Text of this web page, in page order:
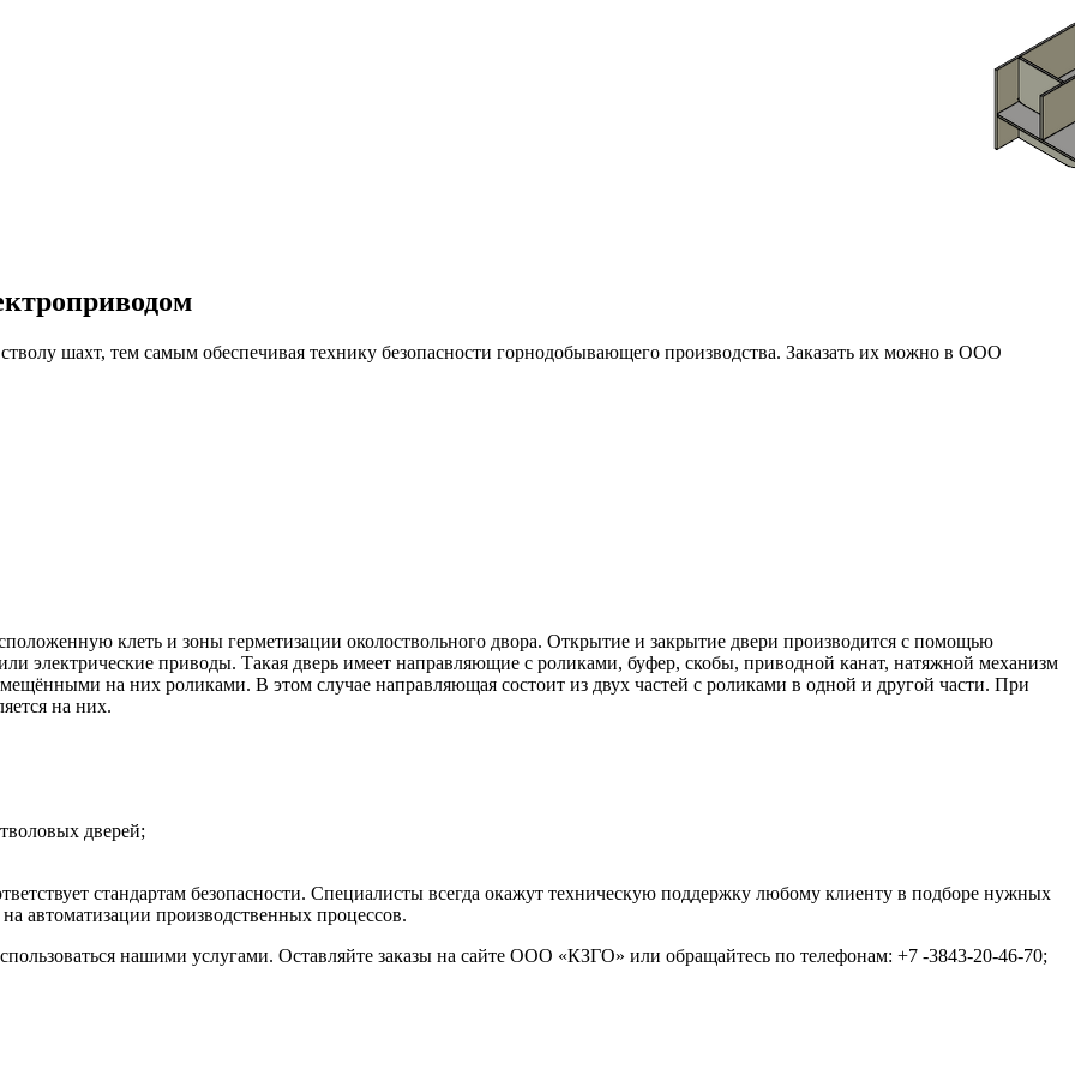
шахт, тем самым обеспечивая технику безопасности горнодобывающего производства. Заказать их можно в ООО
клеть и зоны герметизации околоствольного двора. Открытие и закрытие двери производится с помощью
электрические приводы. Такая дверь имеет направляющие с роликами, буфер, скобы, приводной канат, натяжной механизм
на них роликами. В этом случае направляющая состоит из двух частей с роликами в одной и другой части. При
на них.
дверей;
стандартам безопасности. Специалисты всегда окажут техническую поддержку любому клиенту в подборе нужных
автоматизации производственных процессов.
нашими услугами. Оставляйте заказы на сайте ООО «КЗГО» или обращайтесь по телефонам: +7 -3843-20-46-70;